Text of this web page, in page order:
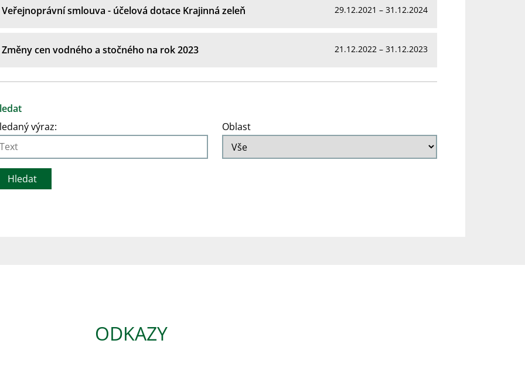
Veřejnoprávní smlouva - účelová dotace Krajinná zeleň 29.12.2021 – 31.12.2024
Změny cen vodného a stočného na rok 2023 21.12.2022 – 31.12.2023
výraz:
Oblast
ODKAZY